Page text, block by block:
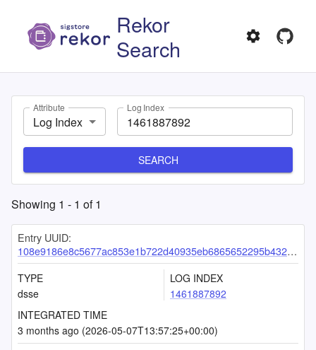
Rekor
Search
Attribute
Log Index
Log Index
SEARCH
Showing 1 - 1 of1
Entry UUID:
108e9186e8c5677ac853e1b722d40935eb6865652295b4325b269077cbd1f1efef1be8ce9bcf6a5e
TYPE
dsse
LOG INDEX
1461887892
INTEGRATED TIME
3 months ago (2026-05-07T13:57:25+00:00)